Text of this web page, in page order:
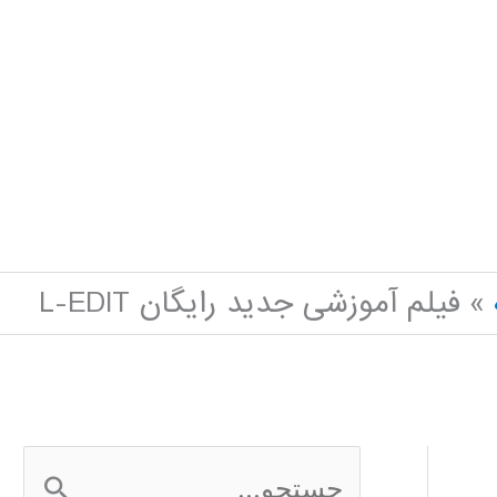
فیلم آموزشی جدید رایگان L-EDIT